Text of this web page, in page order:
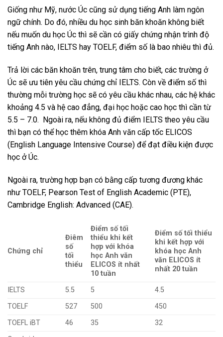
Giống như Mỹ, nước Úc cũng sử dụng tiếng Anh làm ngôn
ngữ chính. Do đó, nhiều du học sinh băn khoăn không biết
nếu muốn du học Úc thì sẽ cần có giấy chứng nhận trình độ
tiếng Anh nào, IELTS hay TOELF, điểm số là bao nhiêu thì đủ.
Trả lời các băn khoăn trên, trung tâm cho biết, các trường ở
Úc sẽ ưu tiên yêu cầu chứng chỉ IELTS. Còn về điểm số thì
thường mỗi trường học sẽ có yêu cầu khác nhau, các hệ khác
khoảng 4.5 và hệ cao đẳng, đại học hoặc cao học thì cần từ
5.5 – 7.0. Ngoài ra, nếu không đủ điểm IELTS theo yêu cầu
thì bạn có thể học thêm khóa Anh văn cấp tốc ELICOS
(English Language Intensive Course) để đạt điều kiện được
học ở Úc.
Ngoài ra, trường hợp bạn có bằng cấp tương đương khác
như TOELF, Pearson Test of English Academic (PTE),
Cambridge English: Advanced (CAE).
Chứng chỉ
Điêm
số
tối
thiểu
Điểm số tối
thiểu khi kết
hợp với khóa
học Anh văn
ELICOS ít nhất
10 tuần
Điểm số tối thiểu
khi kết hợp với
khóa học Anh
văn ELICOS ít
nhất 20 tuần
IELTS 5.5 5
4.5
TOELF
527 500
450
TOEFL iBT
46 35
32